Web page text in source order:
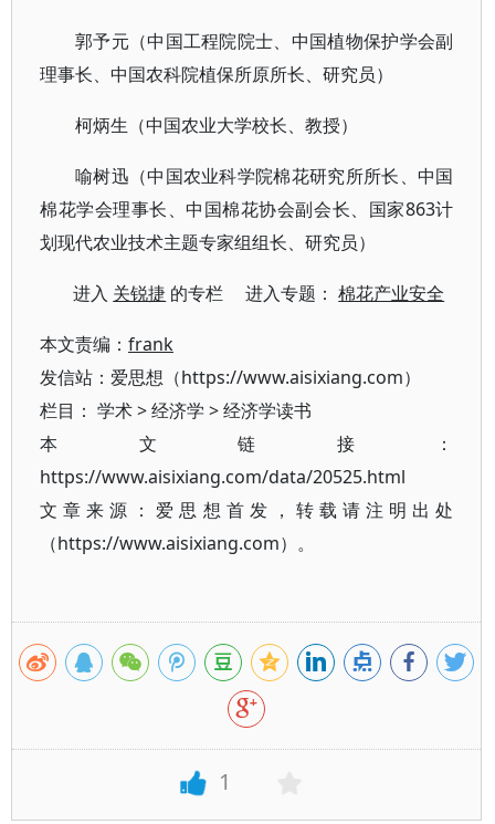
郭予元（中国工程院院士、中国植物保护学会副
理事长、中国农科院植保所原所长、研究员）
柯炳生（中国农业大学校长、教授）
喻树迅（中国农业科学院棉花研究所所长、中国
棉花学会理事长、中国棉花协会副会长、国家863计
划现代农业技术主题专家组组长、研究员）
进入 关锐捷 的专栏 进入专题：棉花产业安全
本文责编： frank
发信站：爱思想（https://www.aisixiang.com）
栏目： 学术>经济学 >经济学读书
本文链接：
https://www.aisixiang.com/data/20525.html
文章来源：爱思想首发，转载请注明出处
（https://www.aisixiang.com）。
1